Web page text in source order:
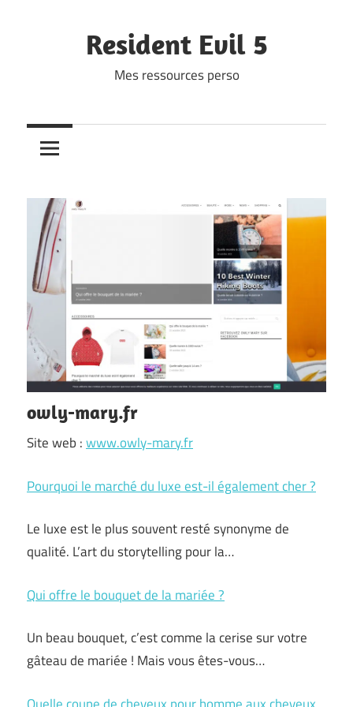
Resident Evil 5
Mes ressources perso
owly-mary.fr
Site web :www.owly-mary.fr
Pourquoi le marché du luxe est-il également cher ?
Le luxe est le plus souvent resté synonyme de
qualité. L’art du storytelling pour la…
Qui offre le bouquet de la mariée ?
Un beau bouquet, c’est comme la cerise sur votre
gâteau de mariée ! Mais vous êtes-vous…